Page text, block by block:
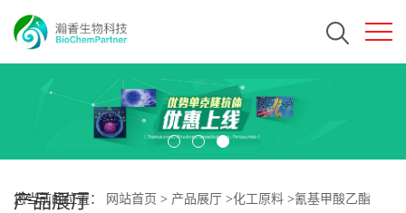
产品展厅
您当前的位置： 网站首页 > 产品展厅 >化工原料 >氰基甲酸乙酯